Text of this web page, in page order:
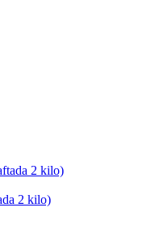
2 kilo)